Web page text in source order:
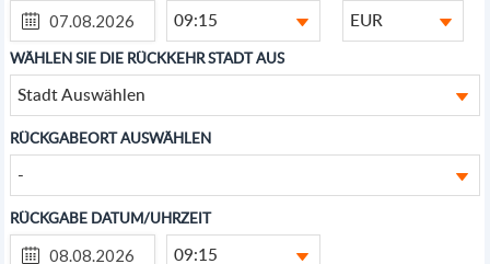
09:15 EUR
WÄHLEN SIE DIE RÜCKKEHR STADT AUS
Stadt Auswählen
RÜCKGABEORT AUSWÄHLEN
-
RÜCKGABE DATUM/UHRZEIT
09:15